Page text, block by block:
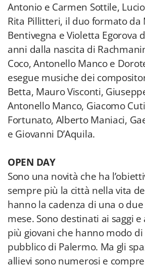
Antonio e Carmen Sottile,
Rita Pillitteri, il duo formato da
Bentivegna e Violetta Egorova
anni dalla nascita di
Coco, Antonello Manco e
esegue musiche dei
Betta, Mauro Visconti,
Antonello Manco, Giacomo
Fortunato, Alberto Maniaci,
e Giovanni D’Aquila.
OPEN DAY
Sono una novità che ha
sempre più la città nella vita
hanno la cadenza di una o
mese. Sono destinati ai saggi e
più giovani che hanno modo
pubblico di Palermo. Ma gli
allievi sono numerosi e